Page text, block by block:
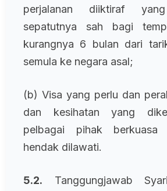
perjalanan diiktiraf
sepatutnya sah bagi
kurangnya 6 bulan dari
semula ke negara asal;
(b) Visa yang perlu dan
dan kesihatan yang
pelbagai pihak berkuasa
hendak dilawati.
5.2. Tanggungjawab